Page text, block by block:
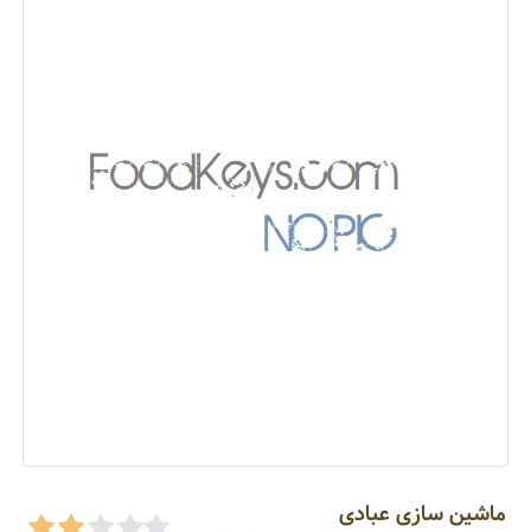
ماشین سازی عبادی